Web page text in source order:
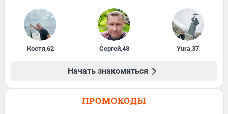
Костя,62 Сергей,48 Yura,37
Начать знакомиться
ПРОМОКОДЫ